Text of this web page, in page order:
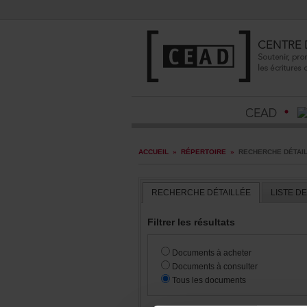
ACCUEIL » RÉPERTOIRE »
RECHERCHEDÉTAILLÉE
Filtrerlesrésultats
Documentsàacheter
Documentsàconsulter
Touslesdocuments